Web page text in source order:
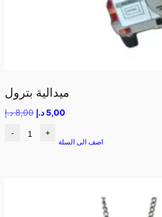
ميدالية بترول
8,00 د.إ 5,00 د.إ
- +
اضف الى السلة